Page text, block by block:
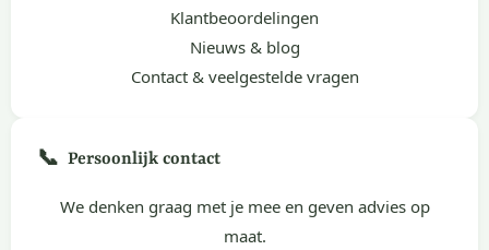
Klantbeoordelingen
Nieuws & blog
Contact & veelgestelde vragen
📞 Persoonlijk contact
We denken graag met je mee en geven advies op
maat.